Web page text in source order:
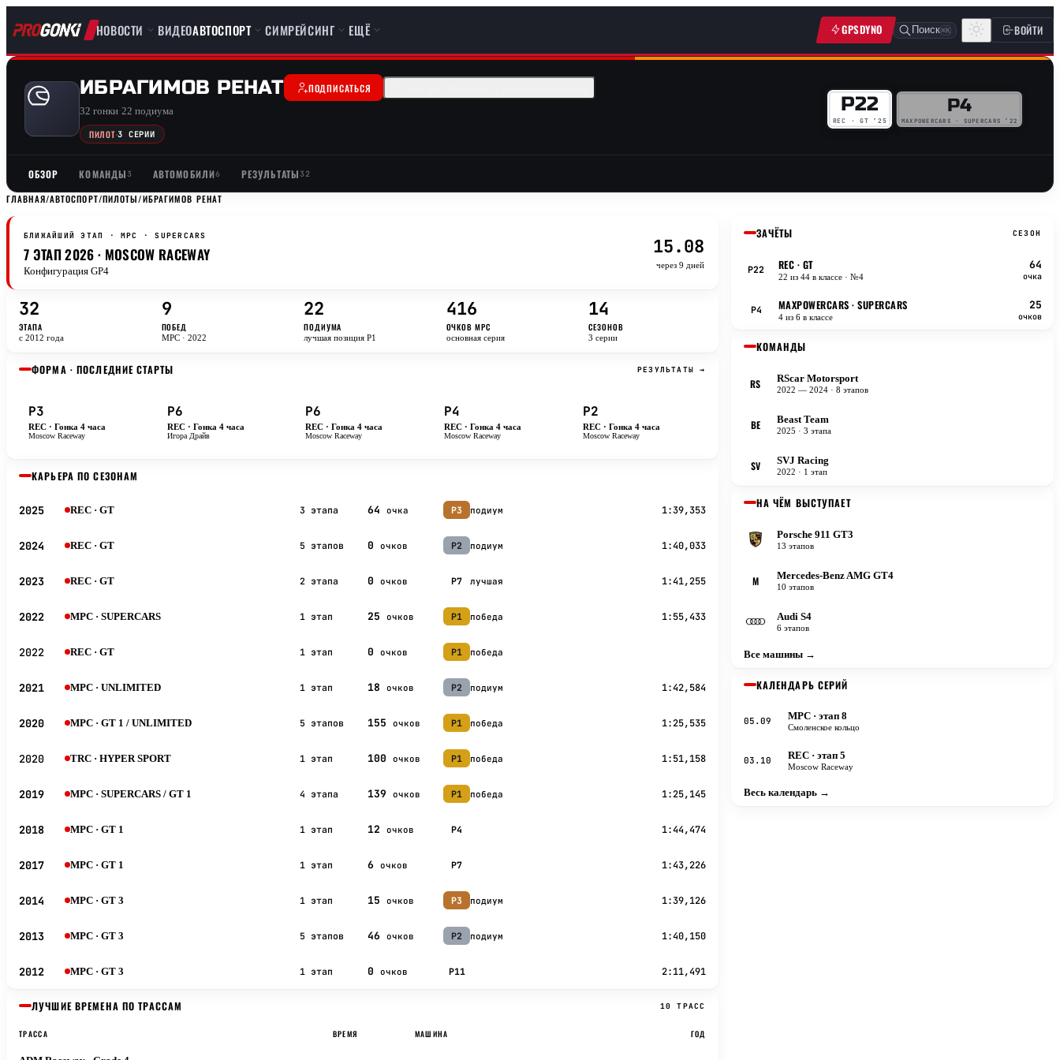
НОВОСТИ ВИДЕОАВТОСПОРТ СИМРЕЙСИНГ ЕЩЁ GPSDYNO Поиск⌘K ВОЙТИ
ИБРАГИМОВ РЕНАТ ПОДПИСАТЬСЯ
32 гонки·22 подиума
ПИЛОТ·3 СЕРИИ
P22
REC · GT ’25
P4
MAXPOWERCARS · SUPERCARS ’22
ОБЗОР КОМАНДЫ3 АВТОМОБИЛИ6 РЕЗУЛЬТАТЫ32
ГЛАВНАЯ/АВТОСПОРТ/ПИЛОТЫ/ИБРАГИМОВ РЕНАТ
БЛИЖАЙШИЙ ЭТАП · MPC · SUPERCARS
7 ЭТАП 2026 · MOSCOW RACEWAY
Конфигурация GP4
15.08
через 9 дней
32
ЭТАПА
с 2012 года
9
ПОБЕД
MPC · 2022
22
ПОДИУМА
лучшая позиция P1
416
ОЧКОВ MPC
основная серия
14
СЕЗОНОВ
3 серии
ФОРМА · ПОСЛЕДНИЕ СТАРТЫ РЕЗУЛЬТАТЫ →
P3
REC · Гонка 4 часа
Moscow Raceway
P6
REC · Гонка 4 часа
Игора Драйв
P6
REC · Гонка 4 часа
Moscow Raceway
P4
REC · Гонка 4 часа
Moscow Raceway
P2
REC · Гонка 4 часа
Moscow Raceway
КАРЬЕРА ПО СЕЗОНАМ
2025 REC · GT 3 этапа 64очка P3 подиум 1:39,353
2024 REC · GT 5 этапов 0очков P2 подиум 1:40,033
2023 REC · GT 2 этапа 0очков P7 лучшая 1:41,255
2022 MPC · SUPERCARS 1 этап 25очков P1 победа 1:55,433
2022 REC · GT 1 этап 0очков P1 победа
2021 MPC · UNLIMITED 1 этап 18очков P2 подиум 1:42,584
2020 MPC · GT 1 / UNLIMITED 5 этапов 155очков P1 победа 1:25,535
2020 TRC · HYPER SPORT 1 этап 100очков P1 победа 1:51,158
2019 MPC · SUPERCARS / GT 1 4 этапа 139очков P1 победа 1:25,145
2018 MPC · GT 1 1 этап 12очков P4 1:44,474
2017 MPC · GT 1 1 этап 6очков P7 1:43,226
2014 MPC · GT 3 1 этап 15очков P3 подиум 1:39,126
2013 MPC · GT 3 5 этапов 46очков P2 подиум 1:40,150
2012 MPC · GT 3 1 этап 0очков P11 2:11,491
ЛУЧШИЕ ВРЕМЕНА ПО ТРАССАМ 10 ТРАСС
ТРАССА ВРЕМЯ МАШИНА ГОД
ЗАЧЁТЫ СЕЗОН
P22 REC · GT
22 из 44 в классе · №4
64
очка
P4 MAXPOWERCARS · SUPERCARS
4 из 6 в классе
25
очков
КОМАНДЫ
RS RScar Motorsport
2022 — 2024 · 8 этапов
BE Beast Team
2025 · 3 этапа
SV SVJ Racing
2022 · 1 этап
НА ЧЁМ ВЫСТУПАЕТ
Porsche 911 GT3
13 этапов
M Mercedes-Benz AMG GT4
10 этапов
Audi S4
6 этапов
Все машины →
КАЛЕНДАРЬ СЕРИЙ
05.09 MPC· этап 8
Смоленское кольцо
03.10 REC· этап 5
Moscow Raceway
Весь календарь →